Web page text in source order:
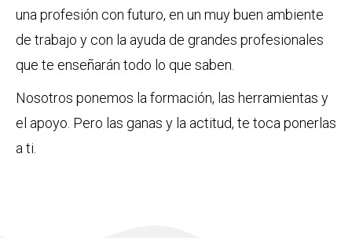
una profesión con futuro, en un muy buen ambiente
de trabajo y con la ayuda de grandes profesionales
que te enseñarán todo lo que saben.
Nosotros ponemos la formación, las herramientas y
el apoyo. Pero las ganas y la actitud, te toca ponerlas
a ti.